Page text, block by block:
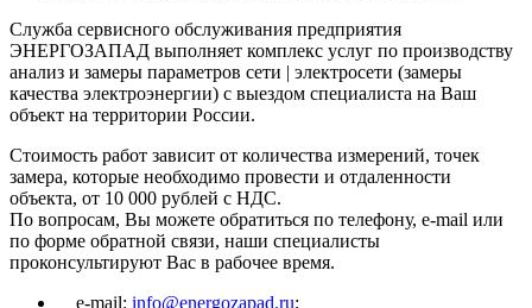
Служба сервисного обслуживания предприятия
ЭНЕРГОЗАПАД выполняет комплекс услуг по производству
анализ и замеры параметров сети | электросети (замеры
качества электроэнергии) с выездом специалиста на Ваш
объект на территории России.
Стоимость работ зависит от количества измерений, точек
замера, которые необходимо провести и отдаленности
объекта, от 10 000 рублей с НДС.
По вопросам, Вы можете обратиться по телефону, e-mail или
по форме обратной связи, наши специалисты
проконсультируют Вас в рабочее время.
e-mail: info@energozapad.ru;